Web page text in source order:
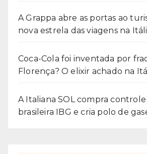
A Grappa abre as portas ao
nova estrela das viagens na
Coca-Cola foi inventada por
Florença? O elixir achado na
A Italiana SOL compra
brasileira IBG e cria polo de